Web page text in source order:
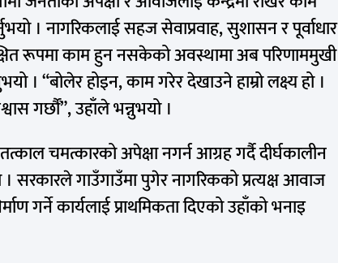
। नागरिकलाई सहज सेवाप्रवाह, सुशासन र पूर्वाधार
रूपमा काम हुन नसकेको अवस्थामा अब परिणाममुखी
। “बोलेर होइन, काम गरेर देखाउने हाम्रो लक्ष्य हो ।
गर्छौं”, उहाँले भन्नुभयो ।
चमत्कारको अपेक्षा नगर्न आग्रह गर्दै दीर्घकालीन
सरकारले गाउँगाउँमा पुगेर नागरिकको प्रत्यक्ष आवाज
गर्ने कार्यलाई प्राथमिकता दिएको उहाँको भनाइ